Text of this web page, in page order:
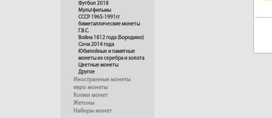
Футбол 2018
Мультфильмы
СССР 1965-1991гг
биметаллические монеты
Г.В.С.
Война 1812 года (Бородино)
Сочи 2014 года
Юбилейные и памятные
монеты из серебра и золота
Цветные монеты
Другое
Иностранные монеты
евро монеты
Копии монет
Жетоны
Наборы монет